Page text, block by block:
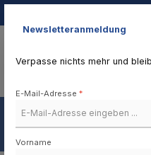
Bekleidung
Newsletteranmeldung
Verpasse nichts mehr und
E-Mail-Adresse*
Vorname